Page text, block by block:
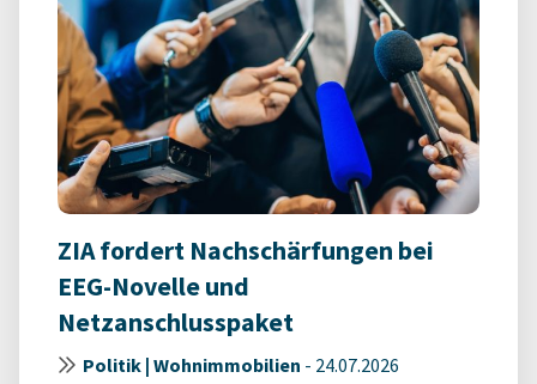
ZIA fordert Nachschärfungen bei
EEG-Novelle und
Netzanschlusspaket
Politik | Wohnimmobilien - 24.07.2026